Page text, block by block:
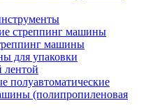
стреппинг машины
машины
для упаковки
лентой
полуавтоматические
(полипропиленовая